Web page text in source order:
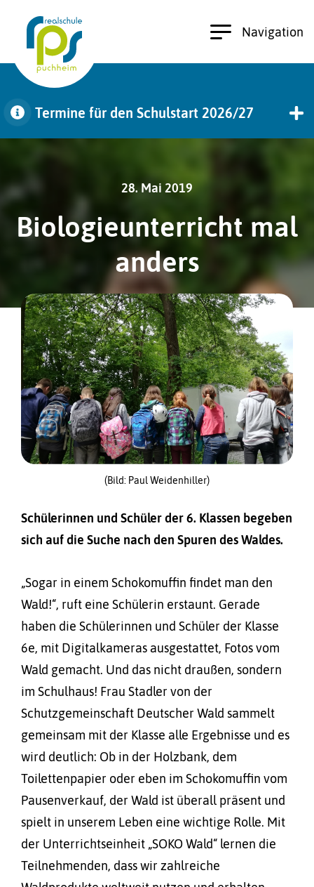
Navigation
Termine für den Schulstart 2026/27
28. Mai 2019
Biologieunterricht mal
anders
(Bild: Paul Weidenhiller)
Schülerinnen und Schüler der 6. Klassen begeben
sich auf die Suche nach den Spuren des Waldes.
„Sogar in einem Schokomuffin findet man den
Wald!“, ruft eine Schülerin erstaunt. Gerade
haben die Schülerinnen und Schüler der Klasse
6e, mit Digitalkameras ausgestattet, Fotos vom
Wald gemacht. Und das nicht draußen, sondern
im Schulhaus! Frau Stadler von der
Schutzgemeinschaft Deutscher Wald sammelt
gemeinsam mit der Klasse alle Ergebnisse und es
wird deutlich: Ob in der Holzbank, dem
Toilettenpapier oder eben im Schokomuffin vom
Pausenverkauf, der Wald ist überall präsent und
spielt in unserem Leben eine wichtige Rolle. Mit
der Unterrichtseinheit „SOKO Wald“ lernen die
Teilnehmenden, dass wir zahlreiche